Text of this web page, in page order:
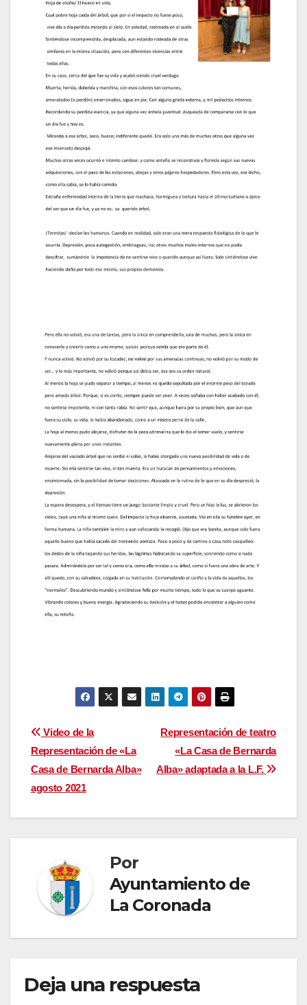
Navegación
de
entradas
Representación de teatro
«La Casa de Bernarda
Alba» adaptada a la L.F.
Video de la
Representación de «La
Casa de Bernarda Alba»
agosto 2021
Por
Ayuntamiento de
La Coronada
Deja una respuesta